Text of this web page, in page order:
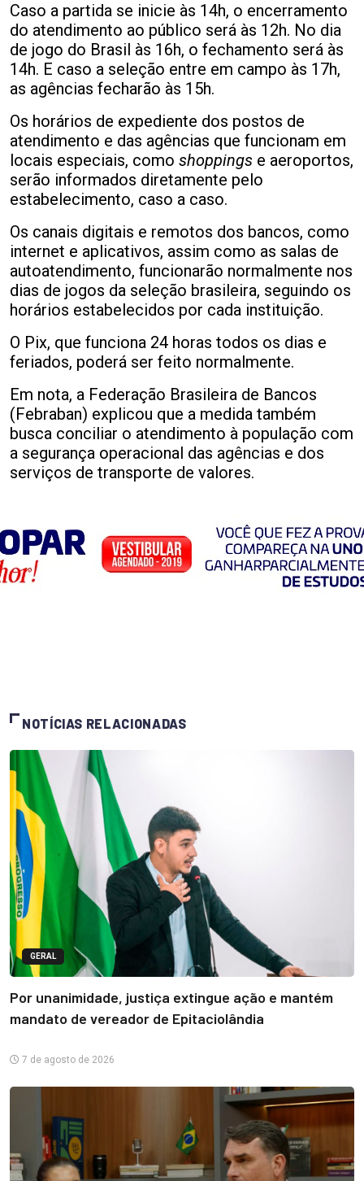
Caso a partida se inicie às 14h, o encerramento
do atendimento ao público será às 12h. No dia
de jogo do Brasil às 16h, o fechamento será às
14h. E caso a seleção entre em campo às 17h,
as agências fecharão às 15h.
Os horários de expediente dos postos de
atendimento e das agências que funcionam em
locais especiais, como shoppings e aeroportos,
serão informados diretamente pelo
estabelecimento, caso a caso.
Os canais digitais e remotos dos bancos, como
internet e aplicativos, assim como as salas de
autoatendimento, funcionarão normalmente nos
dias de jogos da seleção brasileira, seguindo os
horários estabelecidos por cada instituição.
O Pix, que funciona 24 horas todos os dias e
feriados, poderá ser feito normalmente.
Em nota, a Federação Brasileira de Bancos
(Febraban) explicou que a medida também
busca conciliar o atendimento à população com
a segurança operacional das agências e dos
serviços de transporte de valores.
NOTÍCIAS RELACIONADAS
GERAL
Por unanimidade, justiça extingue ação e mantém
mandato de vereador de Epitaciolândia
7 de agosto de 2026